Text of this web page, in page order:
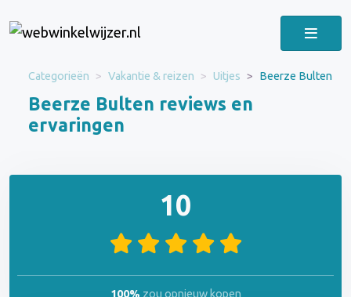
Categorieën Vakantie & reizen Uitjes Beerze Bulten
Beerze Bulten reviews en
ervaringen
10
100% zou opnieuw kopen